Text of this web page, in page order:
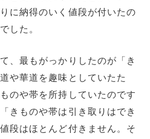
に納得のいく値段が付いたの
した。
、最もがっかりしたのが「き
や華道を趣味としていたた
のや帯を所持していたのです
きものや帯は引き取りはでき
段はほとんど付きません。そ